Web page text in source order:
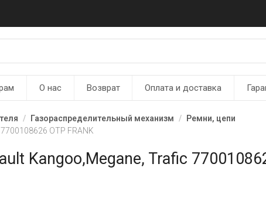
О нас Возврат Оплата и доставка
Газораспределительный механизм
Ремни, цепи
OTP FRANK
Kangoo,Megane, Trafic